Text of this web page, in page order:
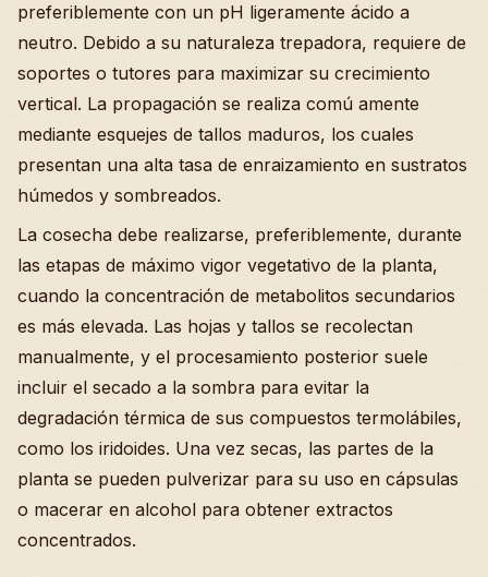
preferiblemente con un pH ligeramente ácido a
neutro. Debido a su naturaleza trepadora, requiere de
soportes o tutores para maximizar su crecimiento
vertical. La propagación se realiza comú amente
mediante esquejes de tallos maduros, los cuales
presentan una alta tasa de enraizamiento en sustratos
húmedos y sombreados.
La cosecha debe realizarse, preferiblemente, durante
las etapas de máximo vigor vegetativo de la planta,
cuando la concentración de metabolitos secundarios
es más elevada. Las hojas y tallos se recolectan
manualmente, y el procesamiento posterior suele
incluir el secado a la sombra para evitar la
degradación térmica de sus compuestos termolábiles,
como los iridoides. Una vez secas, las partes de la
planta se pueden pulverizar para su uso en cápsulas
o macerar en alcohol para obtener extractos
concentrados.